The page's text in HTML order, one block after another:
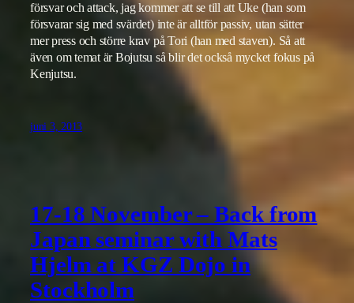
försvar och attack, jag kommer att se till att Uke (han som
försvarar sig med svärdet) inte är alltför passiv, utan sätter
mer press och större krav på Tori (han med staven). Så att
även om temat är Bojutsu så blir det också mycket fokus på
Kenjutsu.
juni 3, 2013
17-18 November – Back from
Japan seminar with Mats
Hjelm at KGZ Dojo in
Stockholm